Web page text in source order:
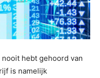
hebt gehoord van
is namelijk